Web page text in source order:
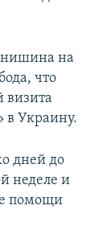
на
что
визита
в Украину.
дней до
неделе и
помощи